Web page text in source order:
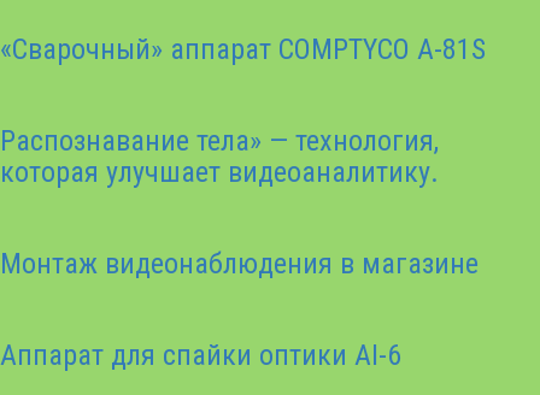
«Сварочный» аппарат COMPTYCO A-81S
Распознавание тела» — технология,
которая улучшает видеоаналитику.
Монтаж видеонаблюдения в магазине
Аппарат для спайки оптики AI-6